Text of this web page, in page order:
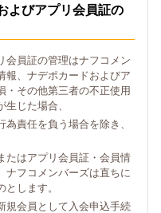
よびアプリ会員証の
会員証の管理はナフコメン
報、ナデポカードおよびア
・その他第三者の不正使用
じた場合、
責任を負う場合を除き、
たはアプリ会員証・会員情
ナフコメンバーズは直ちに
します。
規会員として入会申込手続